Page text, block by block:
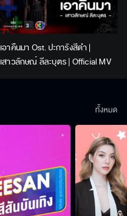
เอาคืนมา Ost. ปะการังสีดำ |
เสาวลักษณ์ ลีละบุตร | Official MV
ทั้งหมด